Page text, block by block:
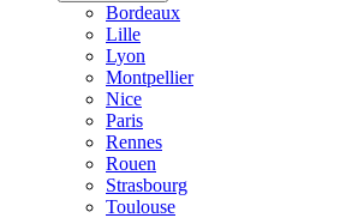
Bordeaux
Lille
Lyon
Montpellier
Nice
Paris
Rennes
Rouen
Strasbourg
Toulouse